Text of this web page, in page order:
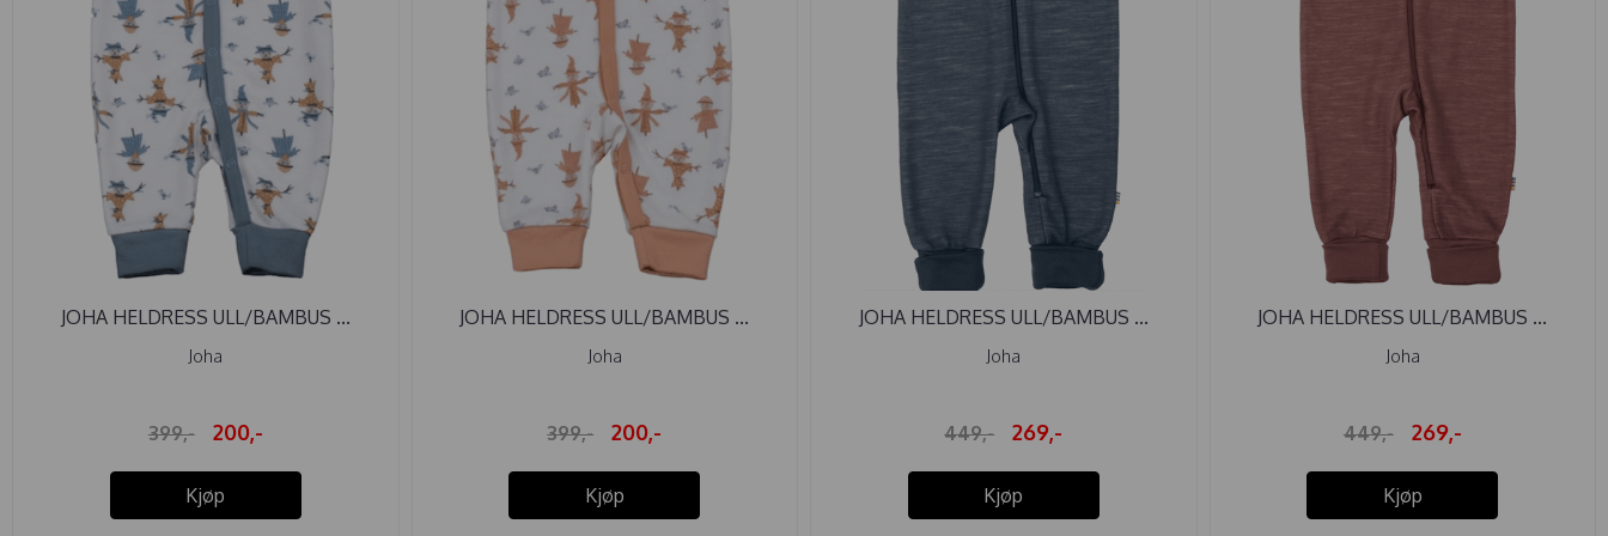
JOHA HELDRESS ULL/BAMBUS ...
Joha
399,- 200,-
Kjøp
JOHA HELDRESS ULL/BAMBUS ...
Joha
399,- 200,-
Kjøp
JOHA HELDRESS ULL/BAMBUS ...
Joha
449,- 269,-
Kjøp
JOHA HELDRESS ULL/BAMBUS ...
Joha
449,- 269,-
Kjøp